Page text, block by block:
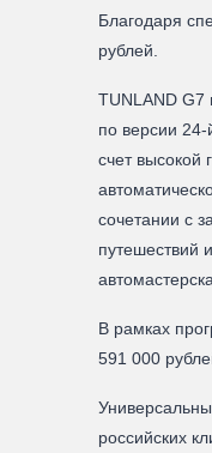
Благодаря
рублей.
TUNLAND G7
по версии
счет высокой
сочетании с
путешествий
В рамках
591 000
российских